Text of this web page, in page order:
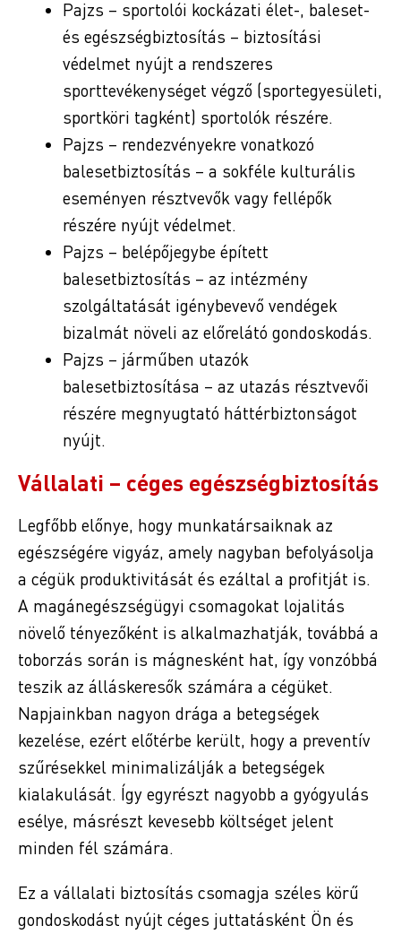
Pajzs – sportolói kockázati élet-, baleset-
és egészségbiztosítás – biztosítási
védelmet nyújt a rendszeres
sporttevékenységet végző (sportegyesületi,
sportköri tagként) sportolók részére.
Pajzs – rendezvényekre vonatkozó
balesetbiztosítás – a sokféle kulturális
eseményen résztvevők vagy fellépők
részére nyújt védelmet.
Pajzs – belépőjegybe épített
balesetbiztosítás – az intézmény
szolgáltatását igénybevevő vendégek
bizalmát növeli az előrelátó gondoskodás.
Pajzs – járműben utazók
balesetbiztosítása – az utazás résztvevői
részére megnyugtató háttérbiztonságot
nyújt.
Vállalati – céges egészségbiztosítás
Legfőbb előnye, hogy munkatársaiknak az
egészségére vigyáz, amely nagyban befolyásolja
a cégük produktivitását és ezáltal a profitját is.
A magánegészségügyi csomagokat lojalitás
növelő tényezőként is alkalmazhatják, továbbá a
toborzás során is mágnesként hat, így vonzóbbá
teszik az álláskeresők számára a cégüket.
Napjainkban nagyon drága a betegségek
kezelése, ezért előtérbe került, hogy a preventív
szűrésekkel minimalizálják a betegségek
kialakulását. Így egyrészt nagyobb a gyógyulás
esélye, másrészt kevesebb költséget jelent
minden fél számára.
Ez a vállalati biztosítás csomagja széles körű
gondoskodást nyújt céges juttatásként Ön és